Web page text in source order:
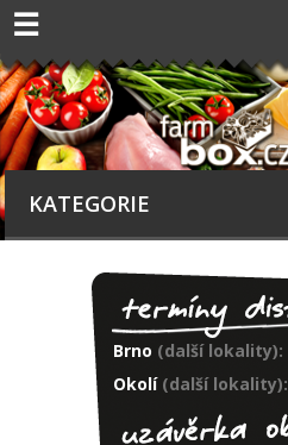
☰
KATEGORIE
Brno (další lokality):
Okolí (další lokality):